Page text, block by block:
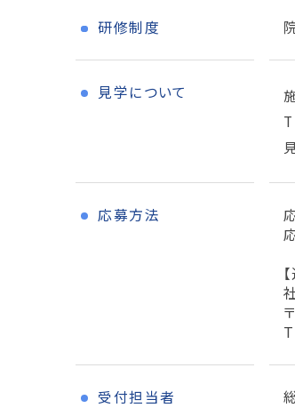
研修制度
見学について
応募方法
受付担当者